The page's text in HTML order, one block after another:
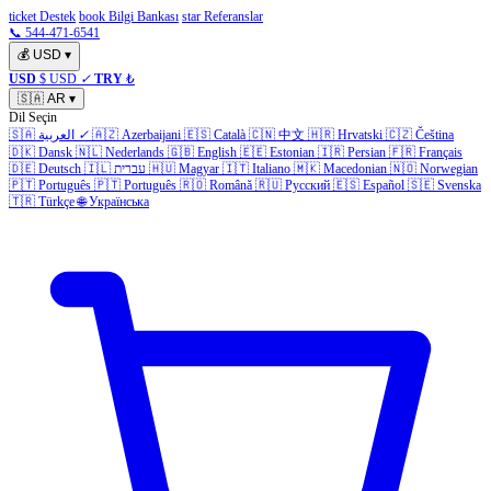
ticket Destek book Bilgi Bankası star Referanslar
📞 544-471-6541
💰 USD ▾
USD $ USD ✓ TRY ₺
🇸🇦 AR ▾
Dil Seçin
🇸🇦 العربية ✓ 🇦🇿 Azerbaijani 🇪🇸 Català 🇨🇳 中文 🇭🇷 Hrvatski 🇨🇿 Čeština
🇩🇰 Dansk 🇳🇱 Nederlands 🇬🇧 English 🇪🇪 Estonian 🇮🇷 Persian 🇫🇷 Français
🇩🇪 Deutsch 🇮🇱 עברית 🇭🇺 Magyar 🇮🇹 Italiano 🇲🇰 Macedonian 🇳🇴 Norwegian
🇵🇹 Português 🇵🇹 Português 🇷🇴 Română 🇷🇺 Русский 🇪🇸 Español 🇸🇪 Svenska
🇹🇷 Türkçe 🌐 Українська